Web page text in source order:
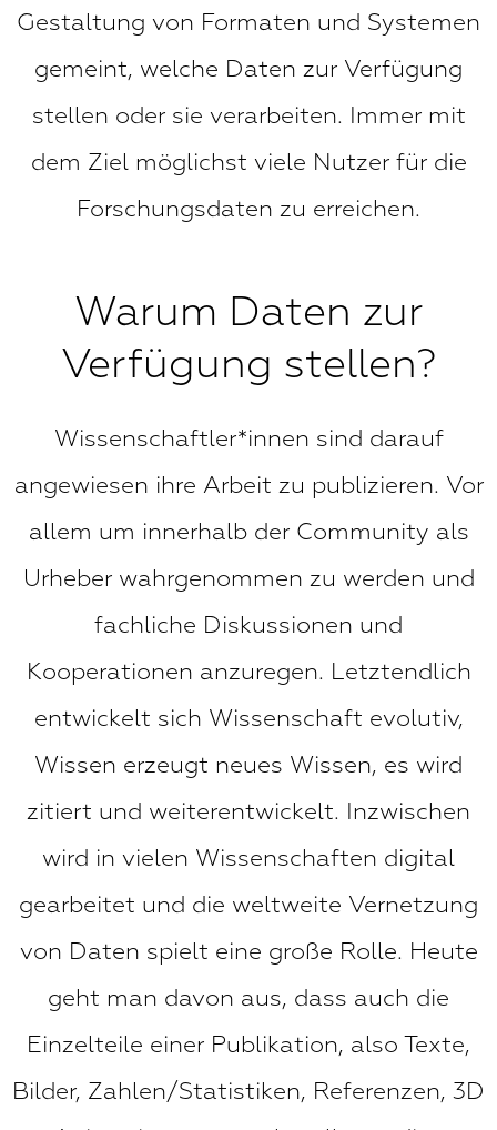
Gestaltung von Formaten und Systemen
gemeint, welche Daten zur Verfügung
stellen oder sie verarbeiten. Immer mit
dem Ziel möglichst viele Nutzer für die
Forschungsdaten zu erreichen.
Warum Daten zur
Verfügung stellen?
Wissenschaftler*innen sind darauf
angewiesen ihre Arbeit zu publizieren. Vor
allem um innerhalb der Community als
Urheber wahrgenommen zu werden und
fachliche Diskussionen und
Kooperationen anzuregen. Letztendlich
entwickelt sich Wissenschaft evolutiv,
Wissen erzeugt neues Wissen, es wird
zitiert und weiterentwickelt. Inzwischen
wird in vielen Wissenschaften digital
gearbeitet und die weltweite Vernetzung
von Daten spielt eine große Rolle. Heute
geht man davon aus, dass auch die
Einzelteile einer Publikation, also Texte,
Bilder, Zahlen/Statistiken, Referenzen, 3D